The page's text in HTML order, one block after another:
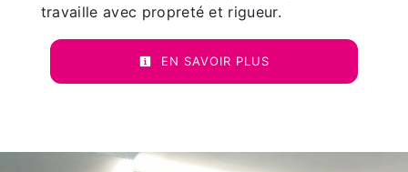
travaille avec propreté et rigueur.
EN SAVOIR PLUS